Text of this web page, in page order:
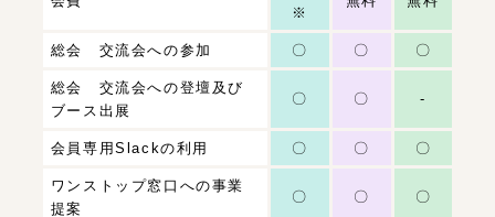
※
総会 交流会への参加 〇 〇 〇
総会 交流会への登壇及び
ブース出展
〇 〇 -
会員専用Slackの利用 〇 〇 〇
ワンストップ窓口への事業
提案
〇 〇 〇